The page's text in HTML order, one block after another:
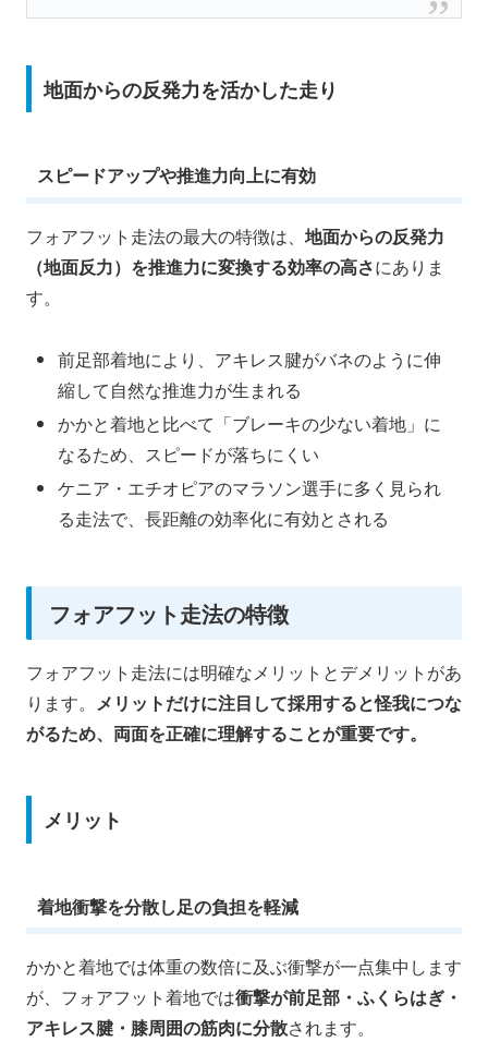
地面からの反発力を活かした走り
スピードアップや推進力向上に有効
フォアフット走法の最大の特徴は、 地面からの反発力
（地面反力）を推進力に変換する効率の高さにありま
す。
前足部着地により、アキレス腱がバネのように伸
縮して自然な推進力が生まれる
かかと着地と比べて「ブレーキの少ない着地」に
なるため、スピードが落ちにくい
ケニア・エチオピアのマラソン選手に多く見られ
る走法で、長距離の効率化に有効とされる
フォアフット走法の特徴
フォアフット走法には明確なメリットとデメリットがあ
ります。 メリットだけに注目して採用すると怪我につな
がるため、両面を正確に理解することが重要です。
メリット
着地衝撃を分散し足の負担を軽減
かかと着地では体重の数倍に及ぶ衝撃が一点集中します
が、フォアフット着地では衝撃が前足部・ふくらはぎ・
アキレス腱・膝周囲の筋肉に分散されます。